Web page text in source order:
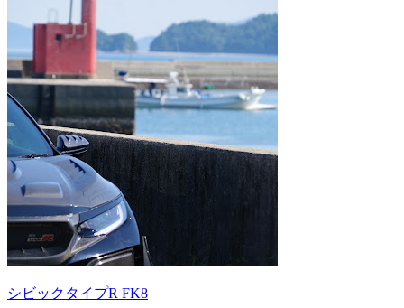
シビックタイプR FK8